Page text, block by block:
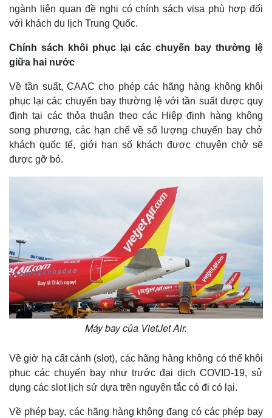
ngành liên quan đề nghị có chính sách visa phù hợp đối
với khách du lịch Trung Quốc.
Chính sách khôi phục lại các chuyến bay thường lệ
giữa hai nước
Về tần suất, CAAC cho phép các hãng hàng không khôi
phục lại các chuyến bay thường lệ với tần suất được quy
định tại các thỏa thuận theo các Hiệp định hàng không
song phương, các hạn chế về số lượng chuyến bay chở
khách quốc tế, giới hạn số khách được chuyên chở sẽ
được gỡ bỏ.
Máy bay của VietJet Air.
Về giờ hạ cất cánh (slot), các hãng hàng không có thể khôi
phục các chuyến bay như trước đại dịch COVID-19, sử
dụng các slot lịch sử dựa trên nguyên tắc có đi có lại.
Về phép bay, các hãng hàng không đang có các phép bay